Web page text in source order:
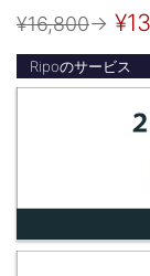
¥16,800→
Ripoのサービス